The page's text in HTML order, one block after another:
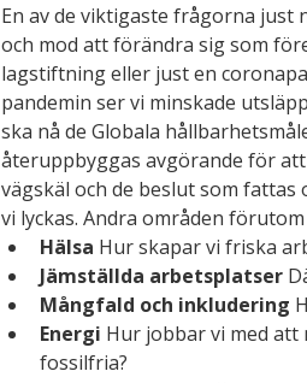
En av de viktigaste frågorna just
och mod att förändra sig som
lagstiftning eller just en
pandemin ser vi minskade
ska nå de Globala
återuppbyggas avgörande för
vägskäl och de beslut som
vi lyckas. Andra områden förutom
Hälsa Hur skapar vi friska
Jämställda arbetsplatser
Mångfald och inkludering
Energi Hur jobbar vi med
fossilfria?